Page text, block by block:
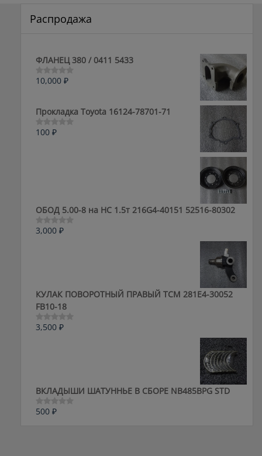
Распродажа
ФЛАНЕЦ 380 / 0411 5433
Оценка
5
10,000 ₽
Прокладка Toyota 16124-78701-71
Оценка
100 ₽
ОБОД 5.00-8 на HC 1.5т 216G4-40151 52516-80302
Оценка
3,000 ₽
КУЛАК ПОВОРОТНЫЙ ПРАВЫЙ ТСМ 281E4-30052
FB10-18
Оценка
3,500 ₽
ВКЛАДЫШИ ШАТУННЬЕ В СБОРЕ NB485BPG STD
Оценка
500 ₽